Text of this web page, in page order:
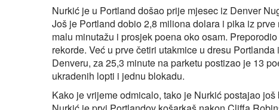
Nurkić je u Portland došao prije mjesec iz Denver
Još je Portland dobio 2,8 miliona dolara i pika iz
malu minutažu i prosjek poena oko osam.
rekorde. Već u prve četiri utakmice u dresu
Denveru, za 25,3 minute na parketu postizao je 13
ukradenih lopti i jednu blokadu.
Kako je vrijeme odmicalo, tako je Nurkić postajao